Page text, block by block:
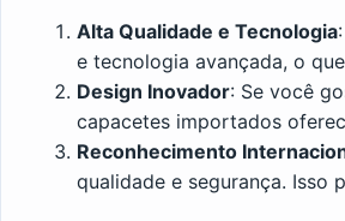
Alta Qualidade e Tecnologia
e tecnologia avançada, o
Design Inovador: Se você
capacetes importados
Reconhecimento
qualidade e segurança. Isso